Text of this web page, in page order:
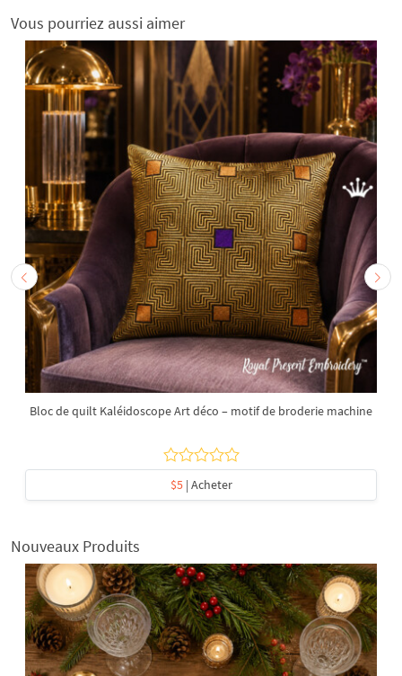
Vous pourriez aussi aimer
Bloc de quilt Kaléidoscope Art déco – motif de broderie machine
$5| Acheter
Nouveaux Produits